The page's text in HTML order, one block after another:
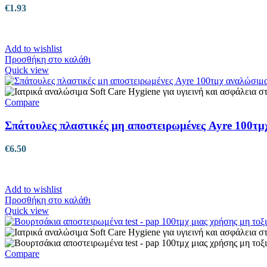
€1.93
Add to wishlist
Προσθήκη στο καλάθι
Quick view
Compare
Σπάτουλες πλαστικές μη αποστειρωμένες Ayre
€6.50
Add to wishlist
Προσθήκη στο καλάθι
Quick view
Compare